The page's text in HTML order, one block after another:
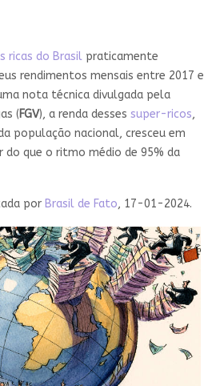
ricas do Brasilpraticamente
rendimentos mensais entre 2017 e
nota técnica divulgada pela
(FGV), a renda desses super-ricos,
população nacional, cresceu em
que o ritmo médio de 95% da
por Brasil de Fato, 17-01-2024.